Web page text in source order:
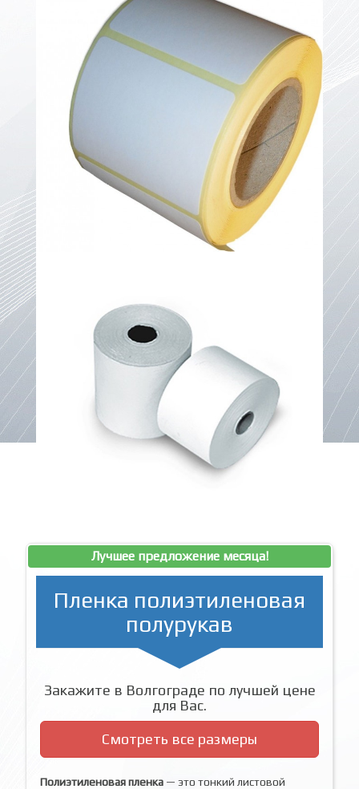
Лучшее предложение месяца!
Пленка полиэтиленовая
полурукав
Закажите в Волгограде по лучшей цене
для Вас.
Смотреть все размеры
Полиэтиленовая пленка — это тонкий листовой